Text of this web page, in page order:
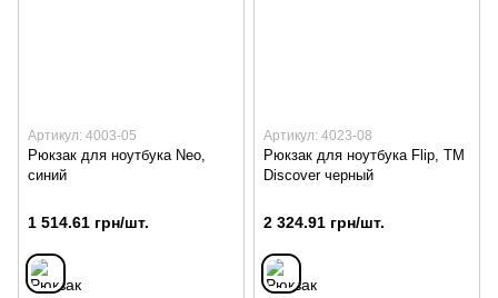
Артикул: 4003-05
Рюкзак для ноутбука Neo,
синий
1 514.61 грн/шт.
Артикул: 4023-08
Рюкзак для ноутбука Flip, ТМ
Discover черный
2 324.91 грн/шт.